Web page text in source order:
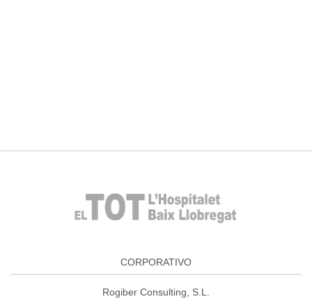
CORPORATIVO
Rogiber Consulting, S.L.